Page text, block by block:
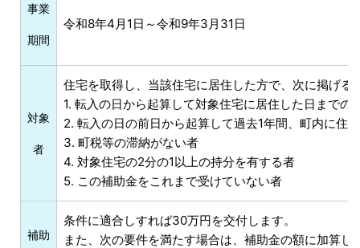
事業
期間
令和8年4月1日～令和9年3月31日
対象
者
住宅を取得し、当該住宅に居住した方で、次に掲げる
1. 転入の日から起算して対象住宅に居住した日までの
2. 転入の日の前日から起算して過去1年間、町内に住
3. 町税等の滞納がない者
4. 対象住宅の2分の1以上の持分を有する者
5. この補助金をこれまで受けていない者
補助
条件に適合しすれば30万円を交付します。
また、次の要件を満たす場合は、補助金の額に加算し